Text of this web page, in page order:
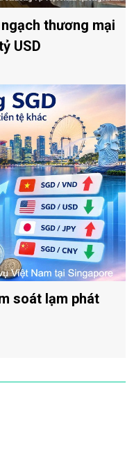
thương mại
USD
soát lạm phát